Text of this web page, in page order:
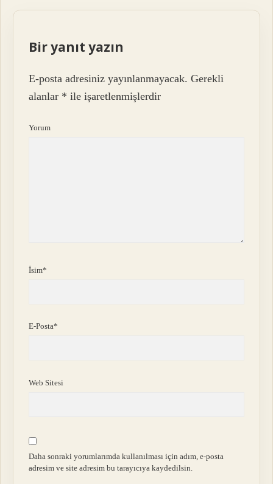
Bir yanıt yazın
E-posta adresiniz yayınlanmayacak. Gerekli
alanlar * ile işaretlenmişlerdir
Yorum
İsim*
E-Posta*
Web Sitesi
Daha sonraki yorumlarımda kullanılması için adım, e-posta
adresim ve site adresim bu tarayıcıya kaydedilsin.